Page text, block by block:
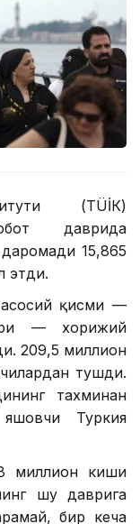
(ТÜİК)
даврида
15,865
этди.
асосий қисми —
— хорижий
209,5 миллион
тушди.
тахминан
Туркия
миллион киши
шу даврига
бир кеча